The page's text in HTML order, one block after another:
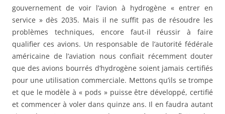
gouvernement de voir l’avion à hydrogène « entrer en
service » dès 2035. Mais il ne suffit pas de résoudre les
problèmes techniques, encore faut-il réussir à faire
qualifier ces avions. Un responsable de l’autorité fédérale
américaine de l’aviation nous confiait récemment douter
que des avions bourrés d’hydrogène soient jamais certifiés
pour une utilisation commerciale. Mettons qu’ils se trompe
et que le modèle à « pods » puisse être développé, certifié
et commencer à voler dans quinze ans. Il en faudra autant